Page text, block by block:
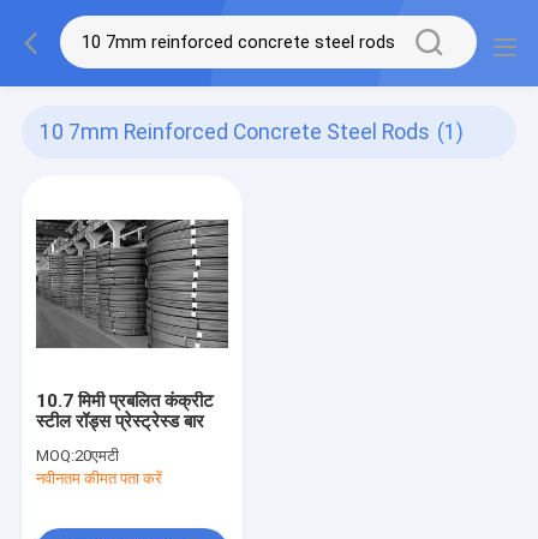
10 7mm Reinforced Concrete Steel Rods (1)
10.7 मिमी प्रबलित कंक्रीट
स्टील रॉड्स प्रेस्ट्रेस्ड बार
MOQ:20एमटी
नवीनतम कीमत पता करें